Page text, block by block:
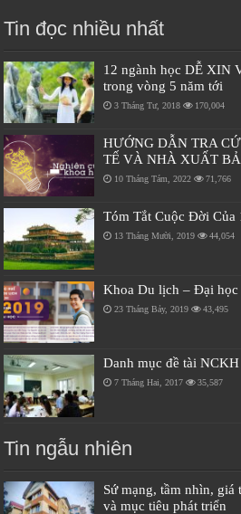
Tin đọc nhiều nhất
12 ngành học DỄ XIN
trong vòng 5 năm tới
3 Tháng Tư, 2018 170,004
HƯỚNG DẪN TRA
TẾ VÀ NHÀ XUẤT
10 Tháng Tám, 2022 71,766
Tóm Tắt Cuộc Đời Của
13 Tháng Mười, 2019 44,054
Khoa Du lịch – Đại học
23 Tháng Bảy, 2019 43,495
Danh mục đề tài
7 Tháng Hai, 2017 35,587
Tin ngẫu nhiên
Sứ mạng, tầm nhìn,
và mục tiêu phát triển